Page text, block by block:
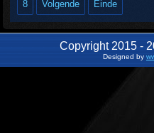
8 Volgende Einde
Copyright 2015 -
Designed by